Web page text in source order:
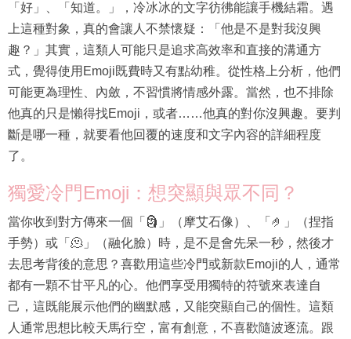
「好」、「知道。」，冷冰冰的文字彷彿能讓手機結霜。遇
上這種對象，真的會讓人不禁懷疑：「他是不是對我沒興
趣？」其實，這類人可能只是追求高效率和直接的溝通方
式，覺得使用Emoji既費時又有點幼稚。從性格上分析，他們
可能更為理性、內斂，不習慣將情感外露。當然，也不排除
他真的只是懶得找Emoji，或者……他真的對你沒興趣。要判
斷是哪一種，就要看他回覆的速度和文字內容的詳細程度
了。
獨愛冷門Emoji：想突顯與眾不同？
當你收到對方傳來一個「🗿」（摩艾石像）、「🤌」（捏指
手勢）或「🫠」（融化臉）時，是不是會先呆一秒，然後才
去思考背後的意思？喜歡用這些冷門或新款Emoji的人，通常
都有一顆不甘平凡的心。他們享受用獨特的符號來表達自
己，這既能展示他們的幽默感，又能突顯自己的個性。這類
人通常思想比較天馬行空，富有創意，不喜歡隨波逐流。跟